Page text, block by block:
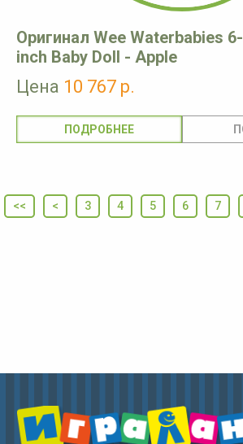
Оригинал Wee Waterbabies 6-
inch Baby Doll - Apple
Цена 10 767 р.
ПОДРОБНЕЕ
<< < 3 4 5 6 7